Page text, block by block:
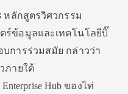
หลักสูตรวิศวกรรม
ข้อมูลและเทคโนโลยีบิ๊
การร่วมสมัย กล่าวว่า
ภายใต้
Hub ของไท่